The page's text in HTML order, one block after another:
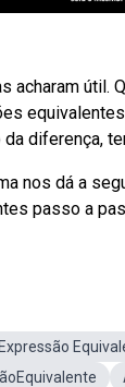
acharam útil.
da diferença,
nos dá a
passo a